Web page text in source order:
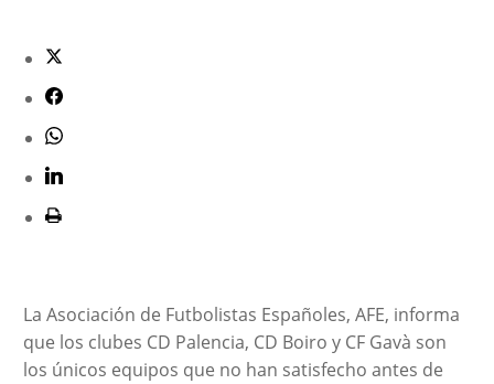
La Asociación de Futbolistas Españoles, AFE, informa
que los clubes CD Palencia, CD Boiro y CF Gavà son
los únicos equipos que no han satisfecho antes de